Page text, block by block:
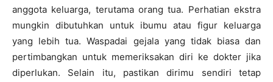
anggota keluarga, terutama orang tua. Perhatian ekstra
mungkin dibutuhkan untuk ibumu atau figur keluarga
yang lebih tua. Waspadai gejala yang tidak biasa dan
pertimbangkan untuk memeriksakan diri ke dokter jika
diperlukan. Selain itu, pastikan dirimu sendiri tetap